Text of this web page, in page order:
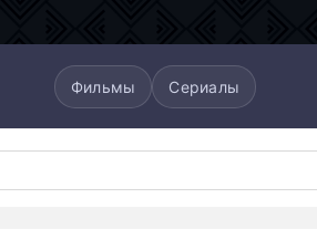
Фильмы Сериалы